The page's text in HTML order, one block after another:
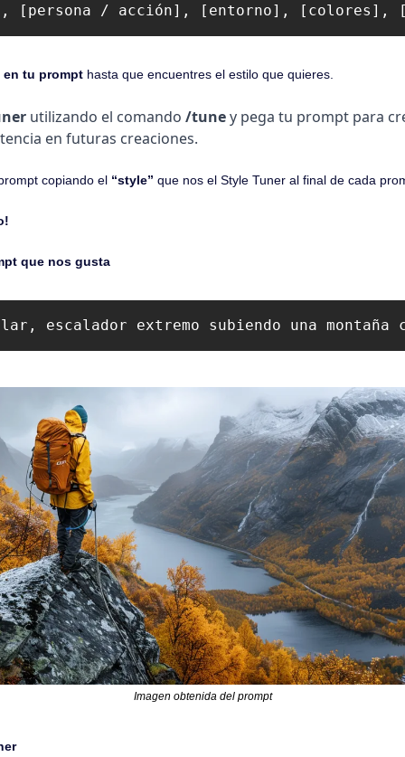
[persona / acción], [entorno], [colores],
tu prompt hasta que encuentres el estilo que quieres.
utilizando el comando /tune y pega tu prompt para
en futuras creaciones.
copiando el “style” que nos el Style Tuner al final de cada
que nos gusta
escalador extremo subiendo una
Imagen obtenida del prompt